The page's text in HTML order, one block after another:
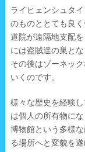
ライヒェンシュタ
のものととても良
道院が遠隔地支配
には盗賊達の巣と
その後はゾーネッ
いくのです。
様々な歴史を経験
は個人の所有物に
博物館という多様
る場所へと変貌を遂